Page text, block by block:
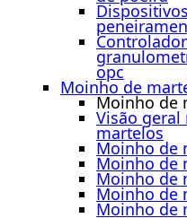
opc
Moinho de
Moinho de
Visão
martelos
Moinho de
Moinho de
Moinho de
Moinho de
Moinho de